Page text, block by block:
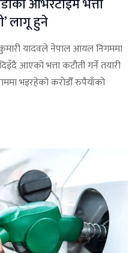
ओभरटाइम भत्ता
लागू हुने
यादवले नेपाल आयल निगममा
आएको भत्ता कटौती गर्ने तयारी
भइरहेको करोडौँ रुपैयाँको